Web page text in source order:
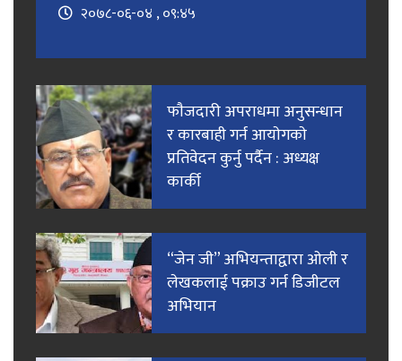
२०७८-०६-०४ , ०९:४५
फाैजदारी अपराधमा अनुसन्धान
र कारबाही गर्न आयाेगकाे
प्रतिवेदन कुर्नु पर्दैन : अध्यक्ष
कार्की
“जेन जी” अभियन्ताद्वारा ओली र
लेखकलाई पक्राउ गर्न डिजीटल
अभियान